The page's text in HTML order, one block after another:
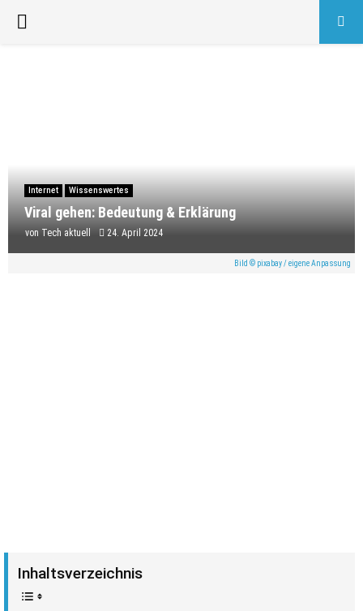
PRIMARY
Internet Wissenswertes
Viral gehen: Bedeutung & Erklärung
von Tech aktuell 24. April 2024
Bild © pixabay / eigene Anpassung
Inhaltsverzeichnis